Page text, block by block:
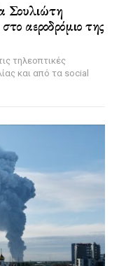
Σουλιώτη
αεροδρόμιο της
τηλεοπτικές
και από τα social